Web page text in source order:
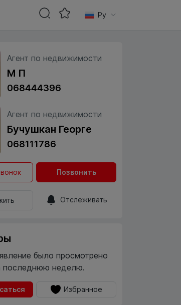
Агент по недвижимости
М П
068444396
Агент по недвижимости
Бучушкан Георге
068111786
Позвонить
Отслеживать
было просмотрено
последнюю неделю.
Избранное
Ру